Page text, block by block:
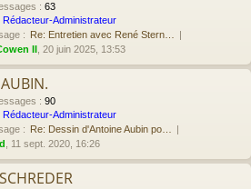
: 63
Rédacteur-Administrateur
: Re: Entretien avec René Stern…
II , 20 juin 2025, 13:53
: 90
Rédacteur-Administrateur
: Re: Dessin d'Antoine Aubin po…
, 11 sept. 2020, 16:26